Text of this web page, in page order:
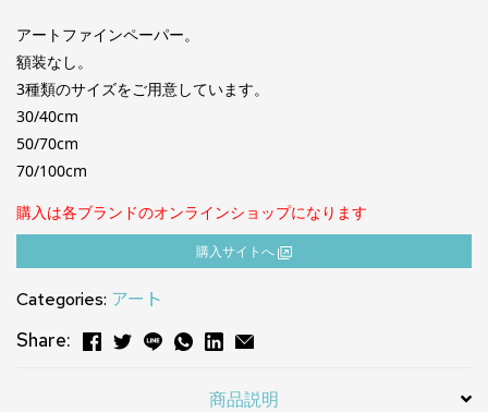
アートファインペーパー。
額装なし。
3種類のサイズをご用意しています。
30/40cm
50/70cm
70/100cm
購入は各ブランドのオンラインショップになります
購⼊サイトへ
Categories: アート
Share:
商品説明